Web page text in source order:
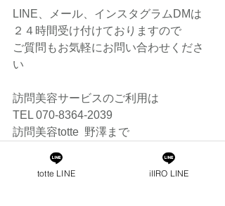
LINE、メール、インスタグラムDMは
２４時間受け付けておりますので
ご質問もお気軽にお問い合わせくださ
い
訪問美容サービスのご利用は
TEL 070-8364-2039
訪問美容totte  野澤まで
totte LINE iIIRO LINE